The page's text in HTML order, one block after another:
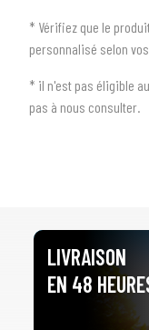
* Vérifiez que le
personnalisé selon
* il n'est pas éligible
pas à nous consulter.
LIVRAISON
EN 48